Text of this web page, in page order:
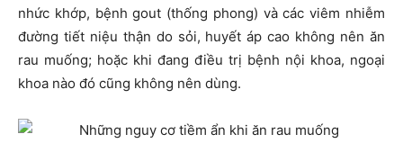
nhức khớp, bệnh gout (thống phong) và các viêm nhiễm
đường tiết niệu thận do sỏi, huyết áp cao không nên ăn
rau muống; hoặc khi đang điều trị bệnh nội khoa, ngoại
khoa nào đó cũng không nên dùng.